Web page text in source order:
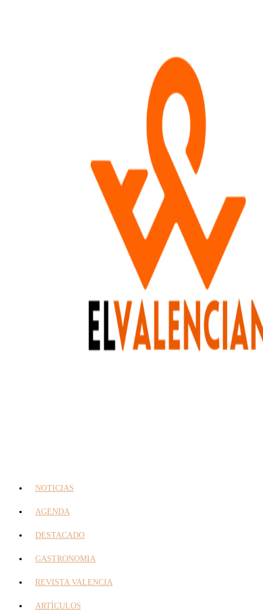
NOTICIAS
AGENDA
DESTACADO
GASTRONOMIA
REVISTA VALENCIA
ARTÍCULOS